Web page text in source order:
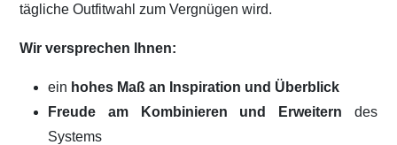
tägliche Outfitwahl zum Vergnügen wird.
Wir versprechen Ihnen:
ein hohes Maß an Inspiration und Überblick
Freude am Kombinieren und Erweitern des
Systems